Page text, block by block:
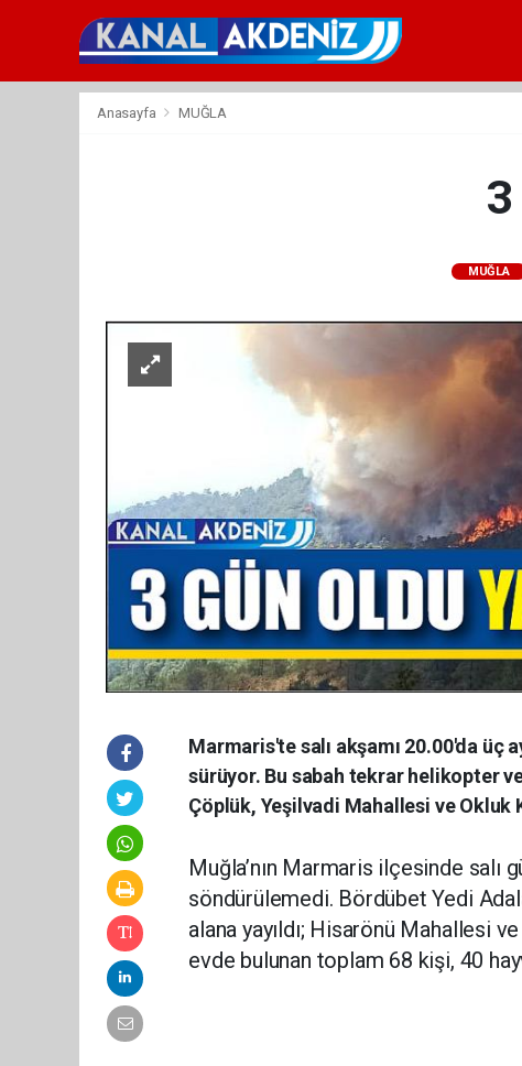
Anasayfa MUĞLA
3
MUĞLA
Marmaris'te salı akşamı 20.00'da üç
sürüyor. Bu sabah tekrar helikopter
Çöplük, Yeşilvadi Mahallesi ve Okluk
Muğla’nın Marmaris ilçesinde salı
söndürülemedi. Bördübet Yedi
alana yayıldı; Hisarönü Mahallesi
evde bulunan toplam 68 kişi, 40